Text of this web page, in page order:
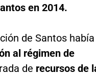
en 2014.
de Santos había
al régimen de
de recursos de